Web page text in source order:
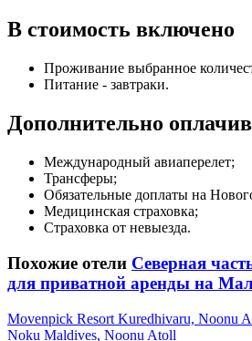
В стоимость включено
Проживание выбранное
Питание - завтраки.
Дополнительно
Международный авиаперелет;
Трансферы;
Обязательные доплаты на
Медицинская страховка;
Страховка от невыезда.
Похожие отели Северная
для приватной аренды на
Movenpick Resort Kuredhivaru, Noonu
Noku Maldives, Noonu Atoll